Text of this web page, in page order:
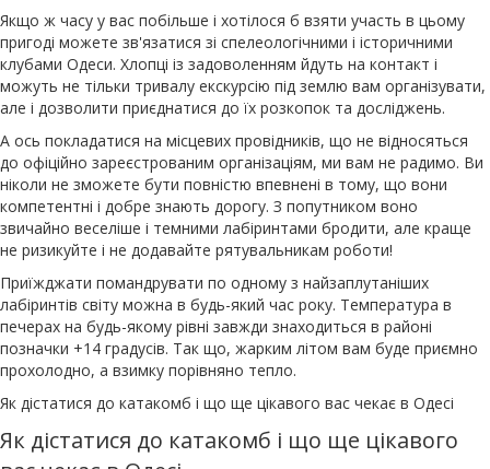
Якщо ж часу у вас побільше і хотілося б взяти участь в цьому
пригоді можете зв'язатися зі спелеологічними і історичними
клубами Одеси. Хлопці із задоволенням йдуть на контакт і
можуть не тільки тривалу екскурсію під землю вам організувати,
але і дозволити приєднатися до їх розкопок та досліджень.
А ось покладатися на місцевих провідників, що не відносяться
до офіційно зареєстрованим організаціям, ми вам не радимо. Ви
ніколи не зможете бути повністю впевнені в тому, що вони
компетентні і добре знають дорогу. З попутником воно
звичайно веселіше і темними лабіринтами бродити, але краще
не ризикуйте і не додавайте рятувальникам роботи!
Приїжджати помандрувати по одному з найзаплутаніших
лабіринтів світу можна в будь-який час року. Температура в
печерах на будь-якому рівні завжди знаходиться в районі
позначки +14 градусів. Так що, жарким літом вам буде приємно
прохолодно, а взимку порівняно тепло.
Як дістатися до катакомб і що ще цікавого вас чекає в Одесі
Як дістатися до катакомб і що ще цікавого